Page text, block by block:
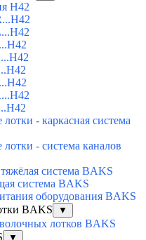
H42
- каркасная система
- система каналов
система BAKS
система BAKS
оборудования BAKS
BAKS
▼
лотков BAKS
▼